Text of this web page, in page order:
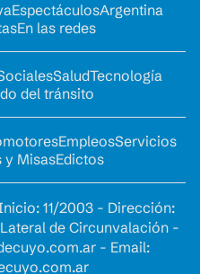
EspectáculosArgentina
En las redes
SaludTecnología
del tránsito
EmpleosServicios
y MisasEdictos
11/2003 - Dirección:
de Circunvalación -
- Email: